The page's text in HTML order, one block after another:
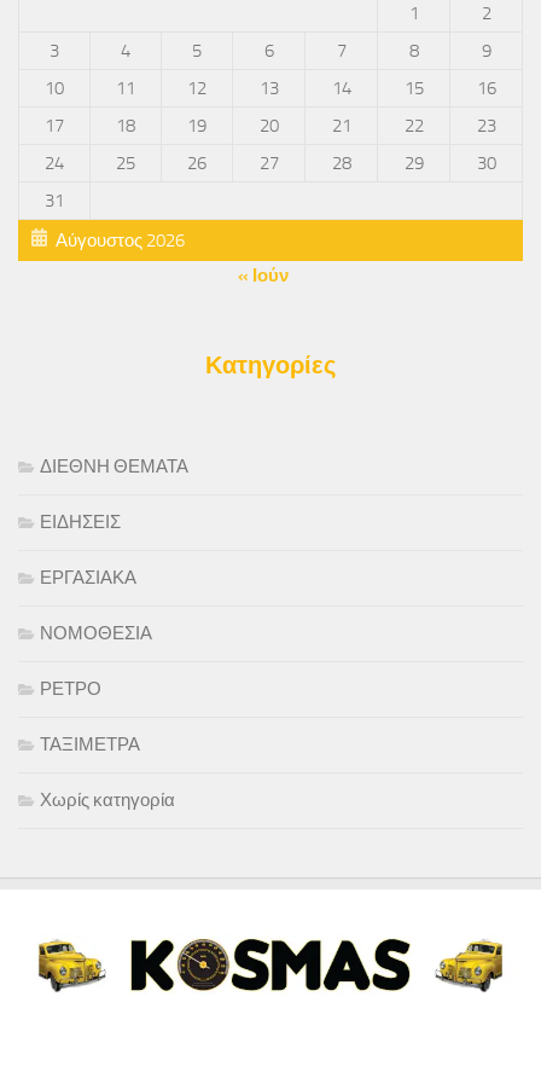
Αύγουστος 2026
1
2
3
4 5 6 7 8
9
10
11 12 13 14 15
16
17
18 19 20 21 22
23
24
25 26 27 28 29
30
31
« Ιούν
Κατηγορίες
ΔΙΕΘΝΗ ΘΕΜΑΤΑ
ΕΙΔΗΣΕΙΣ
ΕΡΓΑΣΙΑΚΑ
ΝΟΜΟΘΕΣΙΑ
ΡΕΤΡΟ
ΤΑΞΙΜΕΤΡΑ
Χωρίς κατηγορία